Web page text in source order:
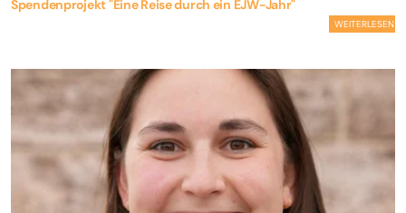
Spendenprojekt "Eine Reise durch ein EJW-Jahr"
WEITERLESEN